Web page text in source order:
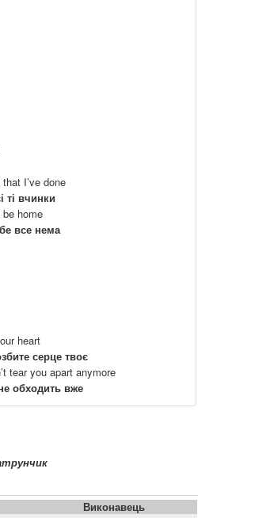
I’ve done
ті вчинки
home
все нема
heart
серце твоє
tear you apart anymore
обходить вже
Виконавець